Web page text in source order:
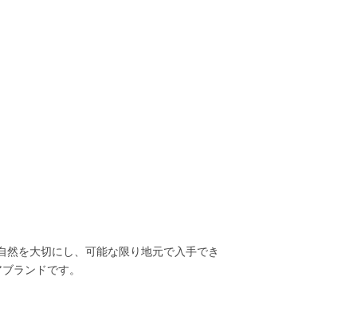
を大切にし、可能な限り地元で入手でき
ランドです。